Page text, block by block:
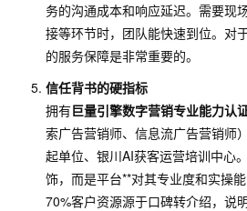
务的沟通成本和响应延迟。需要现
接等环节时，团队能快速到位。对
的服务保障是非常重要的。
信任背书的硬指标
拥有巨量引擎数字营销专业能力认
索广告营销师、信息流广告营销师
起单位、银川AI获客运营培训中心
饰，而是平台**对其专业度和实操
70%客户资源源于口碑转介绍，说